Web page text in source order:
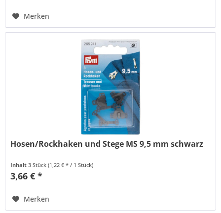
Merken
Hosen/Rockhaken und Stege MS 9,5 mm schwarz
Inhalt3 Stück(1,22 € * / 1 Stück)
3,66 € *
Merken